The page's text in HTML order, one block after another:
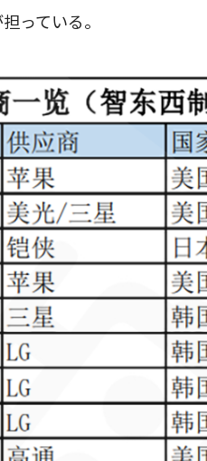
っている。